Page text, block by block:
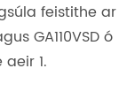
feistithe ar
GA110VSD ó
1.